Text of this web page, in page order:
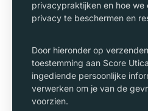
privacypraktijken en hoe we
privacy te beschermen en
Door hieronder op
toestemming aan Score
ingediende persoonlijke
verwerken om je van de
voorzien.